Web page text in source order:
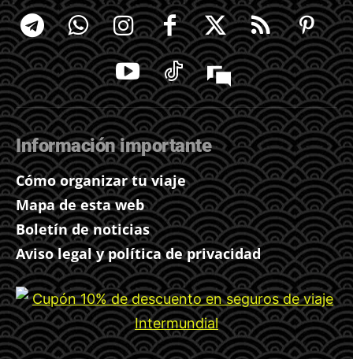
Información importante
Cómo organizar tu viaje
Mapa de esta web
Boletín de noticias
Aviso legal y política de privacidad